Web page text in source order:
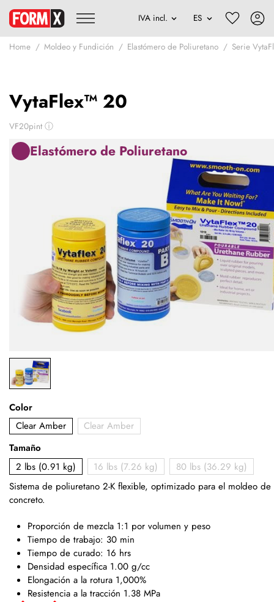
Home Moldeo y Fundición Elastómero de Poliuretano Serie
VytaFlex™ 20
VF20pint ⓘ
Elastómero de Poliuretano
Color
Clear Amber
Clear Amber
Tamaño
2 lbs (0.91 kg)
16 lbs (7.26 kg)
80 lbs (36.29 kg)
Sistema de poliuretano 2-K flexible, optimizado para el moldeo de
concreto.
Proporción de mezcla 1:1 por volumen y peso
Tiempo de trabajo: 30 min
Tiempo de curado: 16 hrs
Densidad específica 1.00 g/cc
Elongación a la rotura 1,000%
Resistencia a la tracción 1.38 MPa